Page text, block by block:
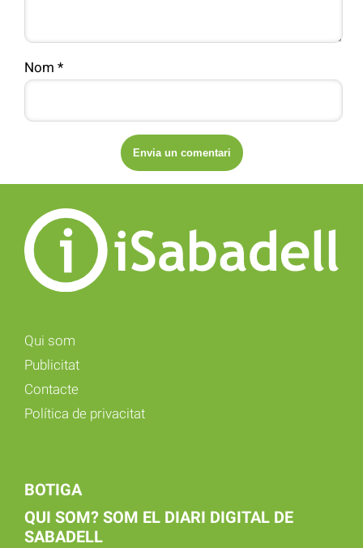
Nom *
Qui som
Publicitat
Contacte
Política de privacitat
BOTIGA
QUI SOM? SOM EL DIARI DIGITAL DE
SABADELL